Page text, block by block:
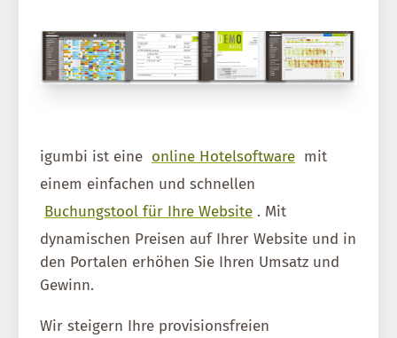
igumbi ist eine online Hotelsoftware mit
einem einfachen und schnellen
Buchungstool für Ihre Website . Mit
dynamischen Preisen auf Ihrer Website und in
den Portalen erhöhen Sie Ihren Umsatz und
Gewinn.
Wir steigern Ihre provisionsfreien